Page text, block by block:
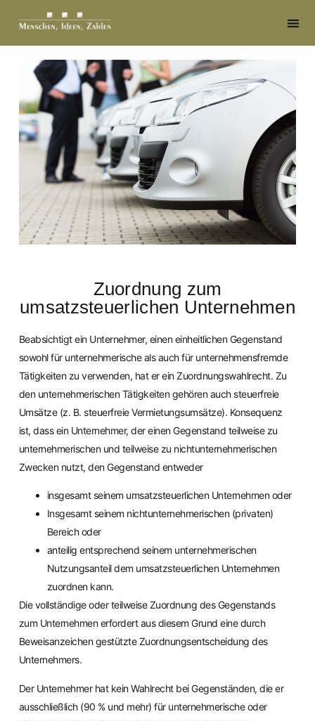
Zuordnung zum
umsatzsteuerlichen Unternehmen
Beabsichtigt ein Unternehmer, einen einheitlichen Gegenstand
sowohl für unternehmerische als auch für unternehmensfremde
Tätigkeiten zu verwenden, hat er ein Zuordnungswahlrecht. Zu
den unternehmerischen Tätigkeiten gehören auch steuerfreie
Umsätze (z. B. steuerfreie Vermietungsumsätze). Konsequenz
ist, dass ein Unternehmer, der einen Gegenstand teilweise zu
unternehmerischen und teilweise zu nichtunternehmerischen
Zwecken nutzt, den Gegenstand entweder
insgesamt seinem umsatzsteuerlichen Unternehmen oder
Insgesamt seinem nichtunternehmerischen (privaten)
Bereich oder
anteilig entsprechend seinem unternehmerischen
Nutzungsanteil dem umsatzsteuerlichen Unternehmen
zuordnen kann.
Die vollständige oder teilweise Zuordnung des Gegenstands
zum Unternehmen erfordert aus diesem Grund eine durch
Beweisanzeichen gestützte Zuordnungsentscheidung des
Unternehmers.
Der Unternehmer hat kein Wahlrecht bei Gegenständen, die er
ausschließlich (90 % und mehr) für unternehmerische oder